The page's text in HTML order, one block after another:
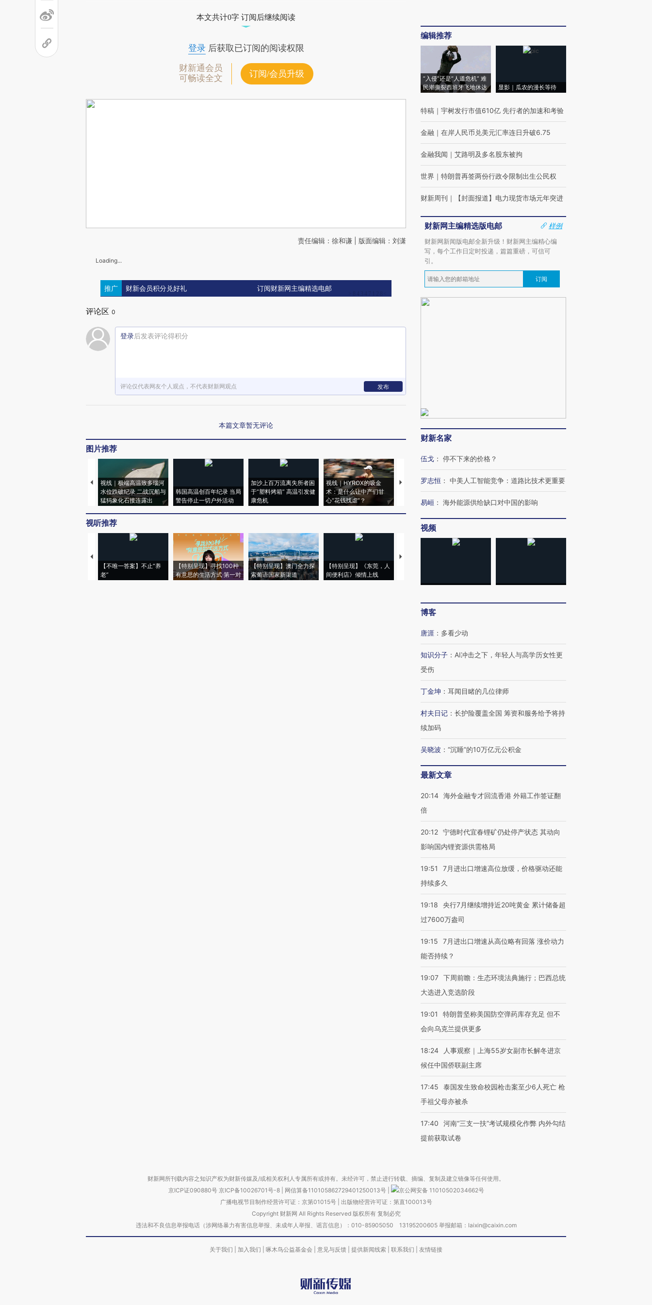
本文共计0字 订阅后继续阅读
登录后获取已订阅的阅读权限
财新通会员
可畅读全文
订阅/会员升级
责任编辑：徐和谦 | 版面编辑：刘潇
Loading...
推广 财新会员积分兑好礼 订阅财新网主编精选电邮
评论区 0
登录后发表评论得积分
评论仅代表网友个人观点，不代表财新网观点 发布
本篇文章暂无评论
图片推荐
视线｜极端高温致多瑙河
水位跌破纪录 二战沉船与
猛犸象化石接连露出
韩国高温创百年纪录 当局
警告停止一切户外活动
加沙上百万流离失所者困
于“塑料烤箱” 高温引发健
康危机
视线｜HYROX的吸金
术：是什么让中产们甘
心“花钱找虐”？
马航飞行员跨国走私7万
粒摇头丸 尿检体内含3种
视线｜被称为“蟑螂”的印
度Z世代 用街头抗争将教
育部长拱下台
视线｜“入侵”还是“人道危
机”？难民潮撕裂西班牙
视听推荐
【不唯一答案】不止“养
老”
【特别呈现】寻找100种
有意思的生活方式·第一对
【特别呈现】澳门全力探
索葡语国家新渠道
【特别呈现】《东莞，人
间便利店》倾情上线
【推广】走进第四届链博
编辑推荐
“入侵”还是“人道危机” 难
民潮撕裂西班牙飞地休达
显影｜瓜农的漫长等待
特稿 ｜ 宇树发行市值610亿 先行者的加速和考验
金融 ｜ 在岸人民币兑美元汇率连日升破6.75
金融我闻 ｜ 艾路明及多名股东被拘
世界 ｜ 特朗普再签两份行政令限制出生公民权
财新周刊 ｜ 【封面报道】电力现货市场元年突进
财新网主编精选版电邮
样例
财新网新闻版电邮全新升级！财新网主编精心编
写，每个工作日定时投递，篇篇重磅，可信可
引。
订阅
财新名家
伍戈 ： 停不下来的价格？
罗志恒 ： 中美人工智能竞争：道路比技术更重要
易峘 ： 海外能源供给缺口对中国的影响
视频
博客
唐涯 ： 多看少动
知识分子 ： AI冲击之下，年轻人与高学历女性更
受伤
丁金坤 ： 耳闻目睹的几位律师
村夫日记 ： 长护险覆盖全国 筹资和服务给予将持
续加码
吴晓波 ： “沉睡”的10万亿元公积金
最新文章
20:14 海外金融专才回流香港 外籍工作签证翻
倍
20:12 宁德时代宜春锂矿仍处停产状态 其动向
影响国内锂资源供需格局
19:51
7月进出口增速高位放缓，价格驱动还能
持续多久
19:18
央行7月继续增持近20吨黄金 累计储备超
过7600万盎司
19:15
7月进出口增速从高位略有回落 涨价动力
能否持续？
19:07 下周前瞻：生态环境法典施行；巴西总统
大选进入竞选阶段
19:01
特朗普坚称美国防空弹药库存充足 但不
会向乌克兰提供更多
18:24
人事观察｜上海55岁女副市长解冬进京
候任中国侨联副主席
17:45
泰国发生致命校园枪击案至少6人死亡 枪
手祖父母亦被杀
17:40
河南“三支一扶”考试规模化作弊 内外勾结
提前获取试卷
财新网所刊载内容之知识产权为财新传媒及/或相关权利人专属所有或持有。未经许可，禁止进行转载、摘编、复制及建立镜像等任何使用。
京ICP证090880号 京ICP备10026701号-8 网信算备110105862729401250013号
京公网安备 11010502034662号
广播电视节目制作经营许可证：京第01015号| 出版物经营许可证：第直100013号
Copyright 财新网 All Rights Reserved 版权所有 复制必究
违法和不良信息举报电话（涉网络暴力有害信息举报、未成年人举报、谣言信息）：010-85905050 13195200605 举报邮箱：laixin@caixin.com
关于我们 加入我们 啄木鸟公益基金会 意见与反馈 提供新闻线索 联系我们 友情链接